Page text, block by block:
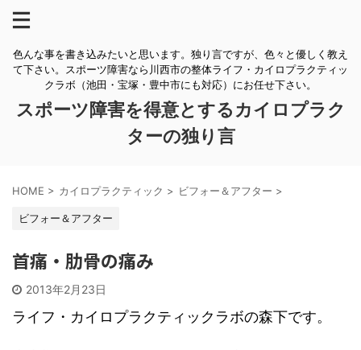
色んな事を書き込みたいと思います。独り言ですが、色々と優しく教え
て下さい。スポーツ障害なら川西市の整体ライフ・カイロプラクティッ
クラボ（池田・宝塚・豊中市にも対応）にお任せ下さい。
スポーツ障害を得意とするカイロプラク
ターの独り言
HOME > カイロプラクティック > ビフォー＆アフター >
ビフォー＆アフター
首痛・肋骨の痛み
2013年2月23日
ライフ・カイロプラクティックラボの森下です。